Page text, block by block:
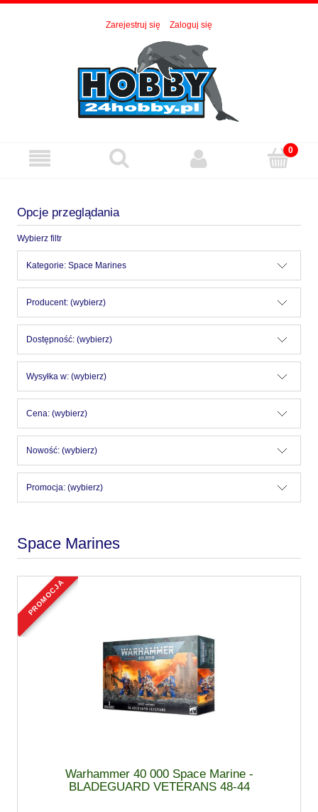
Zarejestruj się Zaloguj się
Opcje przeglądania
Wybierz filtr
Kategorie: Space Marines
Producent: (wybierz)
Dostępność: (wybierz)
Wysyłka w: (wybierz)
Cena: (wybierz)
Nowość: (wybierz)
Promocja: (wybierz)
Space Marines
Warhammer 40 000 Space Marine -
BLADEGUARD VETERANS 48-44
promocja